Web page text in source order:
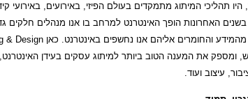
תהליכי המיתוג מתמקדים בעולם הפיזי, באירועים, באירועי
בשנים האחרונות הופך האינטרנט למרחב בו אנו מנהלים חלקים
ומספק את המענה הטוב ביותר למיתוג עסקים בעידן
עיצוב ועוד.